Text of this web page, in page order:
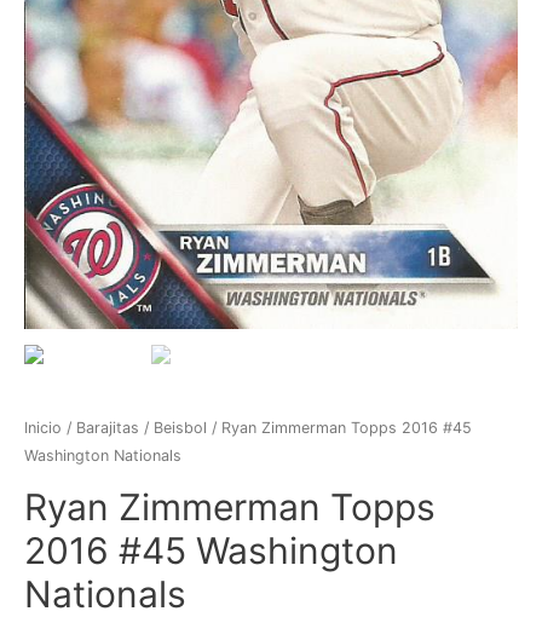
Inicio / Barajitas / Beisbol / Ryan Zimmerman Topps 2016 #45
Washington Nationals
Ryan Zimmerman Topps
2016 #45 Washington
Nationals